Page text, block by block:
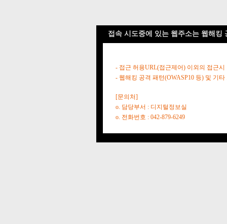
접속 시도중에 있는 웹주소는 웹해킹
- 접근 허용URL(접근제어) 이외의 접근시
- 웹해킹 공격 패턴(OWASP10 등) 및 기
[문의처]
o. 담당부서 : 디지털정보실
o. 전화번호 : 042-879-6249